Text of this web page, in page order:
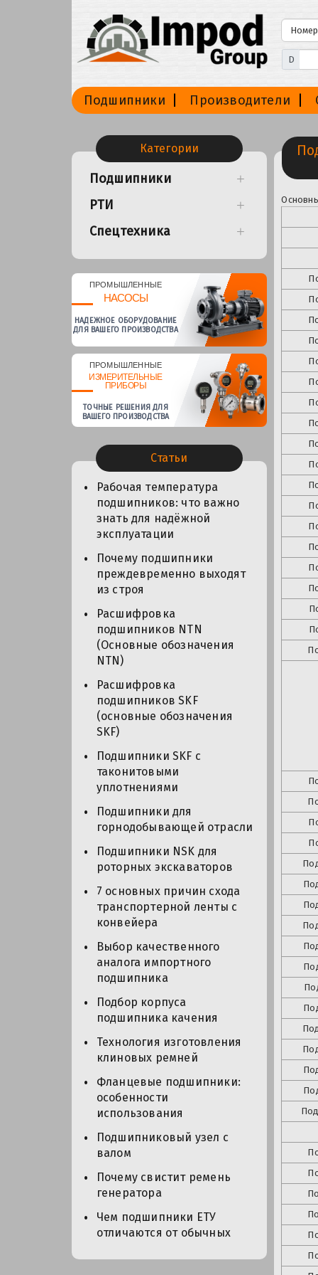
D
Подшипники Производители
Категории
Подшипники
РТИ
Спецтехника
ПРОМЫШЛЕННЫЕ
НАСОСЫ
НАДЕЖНОЕ ОБОРУДОВАНИЕ
ДЛЯ ВАШЕГО ПРОИЗВОДСТВА
ПРОМЫШЛЕННЫЕ
ИЗМЕРИТЕЛЬНЫЕ
ПРИБОРЫ
ТОЧНЫЕ РЕШЕНИЯ ДЛЯ
ВАШЕГО ПРОИЗВОДСТВА
Статьи
Рабочая температура
подшипников: что важно
знать для надёжной
эксплуатации
Почему подшипники
преждевременно выходят
из строя
Расшифровка
подшипников NTN
(Основные обозначения
NTN)
Расшифровка
подшипников SKF
(основные обозначения
SKF)
Подшипники SKF с
таконитовыми
уплотнениями
Подшипники для
горнодобывающей отрасли
Подшипники NSK для
роторных экскаваторов
7 основных причин схода
транспортерной ленты с
конвейера
Выбор качественного
аналога импортного
подшипника
Подбор корпуса
подшипника качения
Технология изготовления
клиновых ремней
Фланцевые подшипники:
особенности
использования
Подшипниковый узел с
валом
Почему свистит ремень
генератора
Чем подшипники ЕТУ
отличаются от обычных